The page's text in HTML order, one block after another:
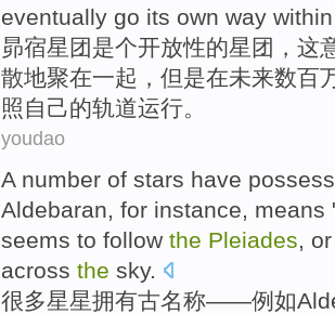
eventually go its own way within
昴宿星团是个开放性的星团 ， 这
散地聚在一起 ，但是在未来数百
照 自己的轨道运行。
youdao
A number of stars have
Aldebaran for instance , means
seems to follow the Pleiades
or
across the sky.
很多星星拥有古名称——例如